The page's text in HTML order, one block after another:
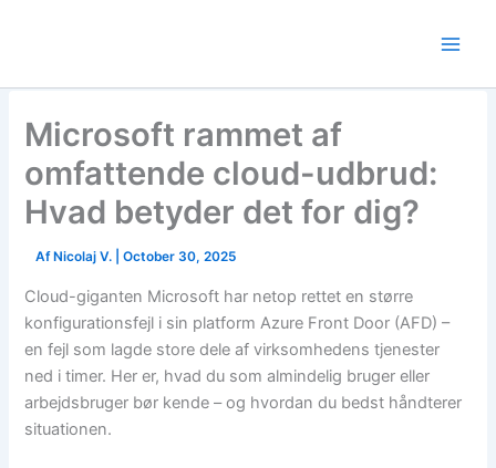
Microsoft rammet af
omfattende cloud-udbrud:
Hvad betyder det for dig?
Af Nicolaj V. |October 30, 2025
Cloud-giganten Microsoft har netop rettet en større
konfigurationsfejl i sin platform Azure Front Door (AFD) –
en fejl som lagde store dele af virksomhedens tjenester
ned i timer. Her er, hvad du som almindelig bruger eller
arbejdsbruger bør kende – og hvordan du bedst håndterer
situationen.